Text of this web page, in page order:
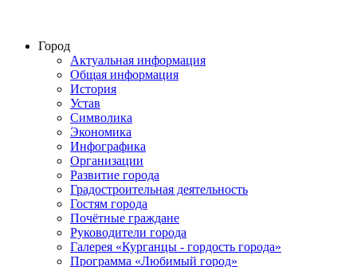
Город
Актуальная информация
Общая информация
История
Устав
Символика
Экономика
Инфографика
Организации
Развитие города
Градостроительная деятельность
Гостям города
Почётные граждане
Руководители города
Галерея «Курганцы - гордость города»
Программа «Любимый город»